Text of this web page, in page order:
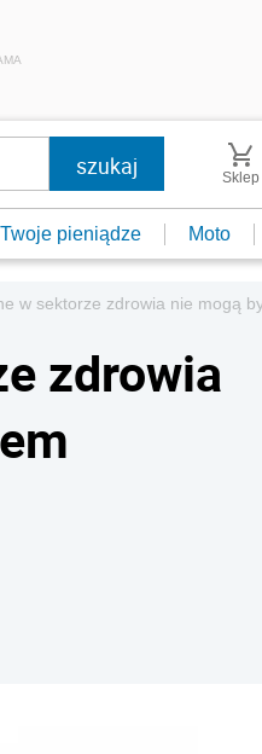
Sklep
Twoje pieniądze Moto
w sektorze zdrowia nie mogą
zdrowia